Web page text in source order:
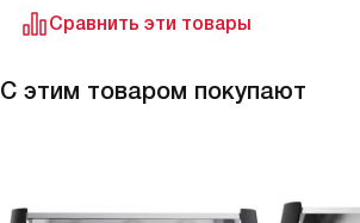
Сравнить эти товары
С этим товаром покупают